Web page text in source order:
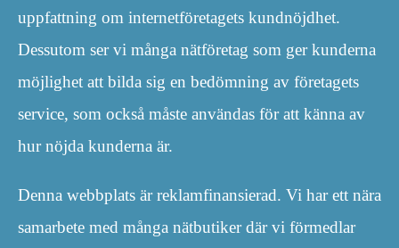
uppfattning om internetföretagets kundnöjdhet.
Dessutom ser vi många nätföretag som ger kunderna
möjlighet att bilda sig en bedömning av företagets
service, som också måste användas för att känna av
hur nöjda kunderna är.
Denna webbplats är reklamfinansierad. Vi har ett nära
samarbete med många nätbutiker där vi förmedlar